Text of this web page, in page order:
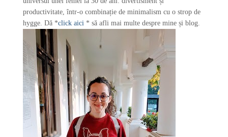
productivitate, într-o combinație de minimalism cu o strop de
hygge. Dă *click aici * să afli mai multe despre mine și blog.